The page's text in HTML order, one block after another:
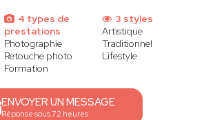
4 types de
prestations
Photographie
Retouche photo
Formation
3 styles
Artistique
Traditionnel
Lifestyle
ENVOYER UN MESSAGE
Réponse sous 72 heures